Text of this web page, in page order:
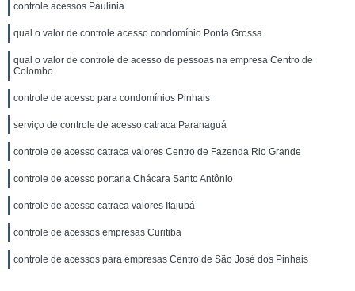
controle acessos Paulínia
qual o valor de controle acesso condomínio Ponta Grossa
qual o valor de controle de acesso de pessoas na empresa Centro de
Colombo
controle de acesso para condomínios Pinhais
serviço de controle de acesso catraca Paranaguá
controle de acesso catraca valores Centro de Fazenda Rio Grande
controle de acesso portaria Chácara Santo Antônio
controle de acesso catraca valores Itajubá
controle de acessos empresas Curitiba
controle de acessos para empresas Centro de São José dos Pinhais